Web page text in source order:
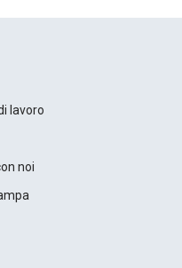
lavoro
noi